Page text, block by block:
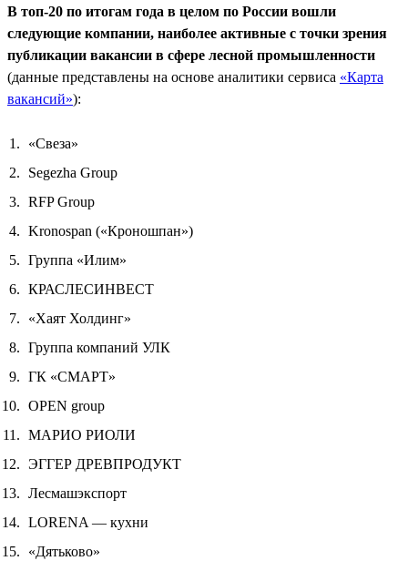
В топ-20 по итогам года в целом по России вошли
следующие компании, наиболее активные с точки зрения
публикации вакансии в сфере лесной промышленности
(данные представлены на основе аналитики сервиса «Карта
вакансий»):
«Свеза»
Segezha Group
RFP Group
Kronospan («Кроношпан»)
Группа «Илим»
КРАСЛЕСИНВЕСТ
«Хаят Холдинг»
Группа компаний УЛК
ГК «СМАРТ»
OPEN group
МАРИО РИОЛИ
ЭГГЕР ДРЕВПРОДУКТ
Лесмашэкспорт
LORENA — кухни
«Дятьково»